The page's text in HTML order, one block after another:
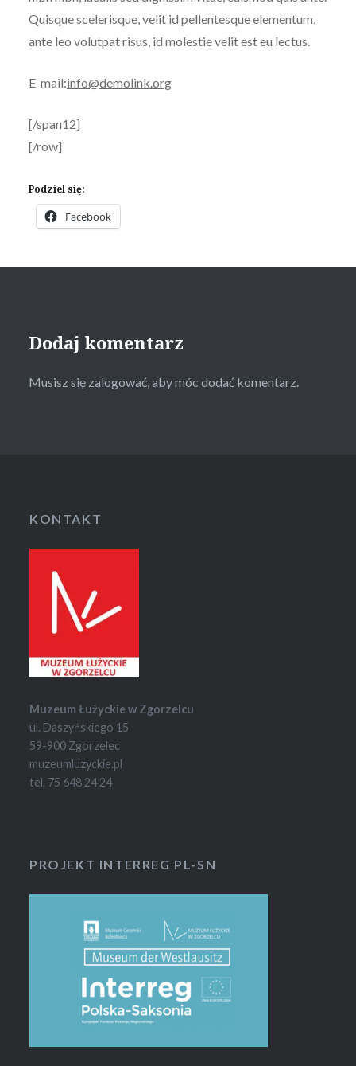
Quisque scelerisque, velit id pellentesque elementum,
ante leo volutpat risus, id molestie velit est eu lectus.
E-mail:info@demolink.org
[/span12]
[/row]
Podziel się:
Facebook
Dodaj komentarz
Musisz się zalogować, aby móc dodać komentarz.
KONTAKT
Muzeum Łużyckie w Zgorzelcu
ul. Daszyńskiego 15
59-900 Zgorzelec
muzeumluzyckie.pl
tel. 75 648 24 24
PROJEKT INTERREG PL-SN